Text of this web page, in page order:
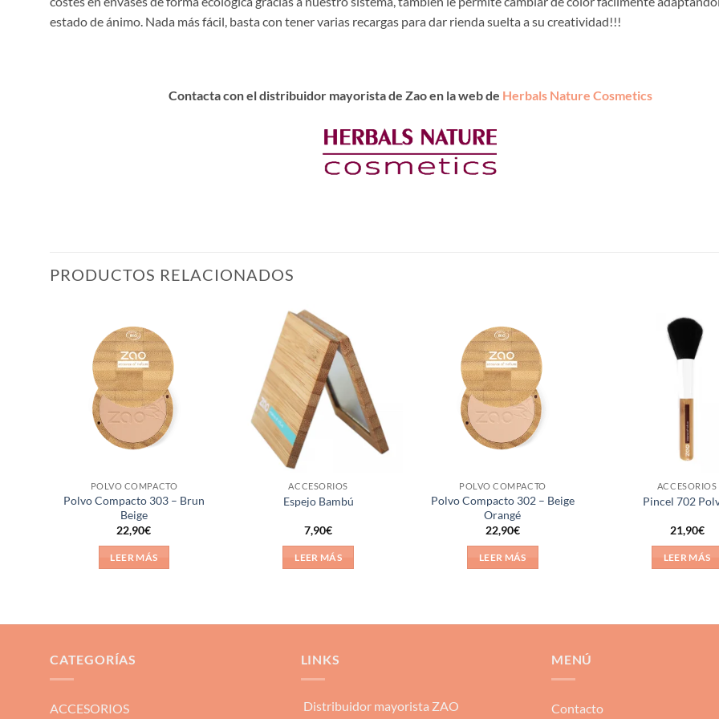
estado de ánimo. Nada más fácil, basta con tener varias recargas para dar rienda suelta a su creatividad!!!
Contacta con el distribuidor mayorista de Zao en la web de Herbals Nature Cosmetics
PRODUCTOS RELACIONADOS
POLVO COMPACTO
Polvo Compacto 303 – Brun
Beige
22,90€
LEER MÁS
lista de
deseos
ACCESORIOS
Espejo Bambú
7,90€
LEER MÁS
POLVO COMPACTO
Polvo Compacto 302 – Beige
Orangé
22,90€
LEER MÁS
ACCESORIOS
Pincel 702
21,90€
LEER MÁS
CATEGORÍAS
ACCESORIOS
LINKS
Distribuidor mayorista ZAO
MENÚ
Contacto